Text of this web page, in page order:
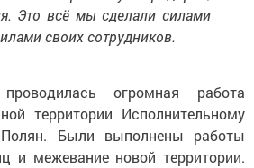
Это всё мы сделали силами
своих сотрудников.
огромная работа
территории Исполнительному
Полян. Были выполнены работы
и межевание новой территории.